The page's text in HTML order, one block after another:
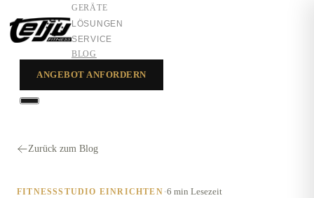
GERÄTE
LÖSUNGEN
SERVICE
BLOG
ANGEBOT ANFORDERN
Zurück zum Blog
FITNESSSTUDIO EINRICHTEN ·6 min Lesezeit